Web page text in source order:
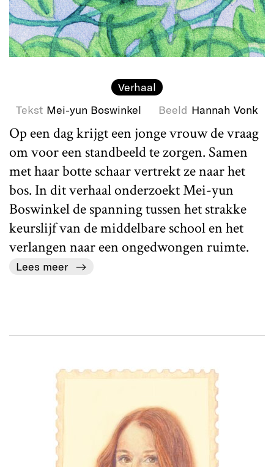
Verhaal
Tekst Mei-yun Boswinkel Beeld Hannah Vonk
Op een dag krijgt een jonge vrouw de vraag
om voor een standbeeld te zorgen. Samen
met haar botte schaar vertrekt ze naar het
bos. In dit verhaal onderzoekt Mei-yun
Boswinkel de spanning tussen het strakke
keurslijf van de middelbare school en het
verlangen naar een ongedwongen ruimte.
Lees meer